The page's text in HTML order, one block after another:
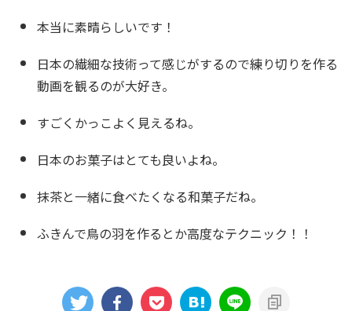
本当に素晴らしいです！
日本の繊細な技術って感じがするので練り切りを作る
動画を観るのが大好き。
すごくかっこよく見えるね。
日本のお菓子はとても良いよね。
抹茶と一緒に食べたくなる和菓子だね。
ふきんで鳥の羽を作るとか高度なテクニック！！